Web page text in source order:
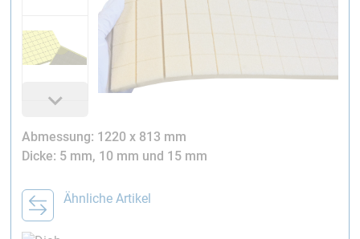
Abmessung: 1220 x 813 mm
Dicke: 5 mm, 10 mm und 15 mm
Ähnliche Artikel